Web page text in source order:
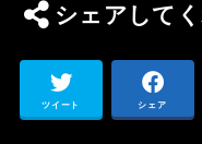
シェアして
ツイート シェア